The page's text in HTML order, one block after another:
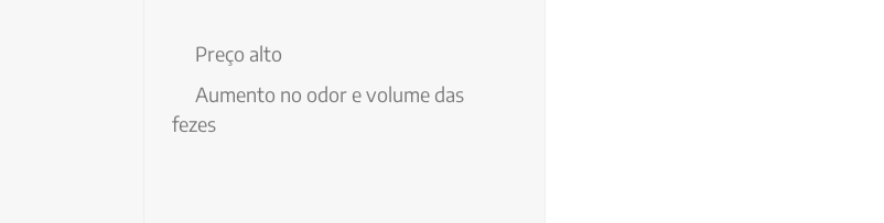
Preço alto
Aumento no odor e volume das
fezes